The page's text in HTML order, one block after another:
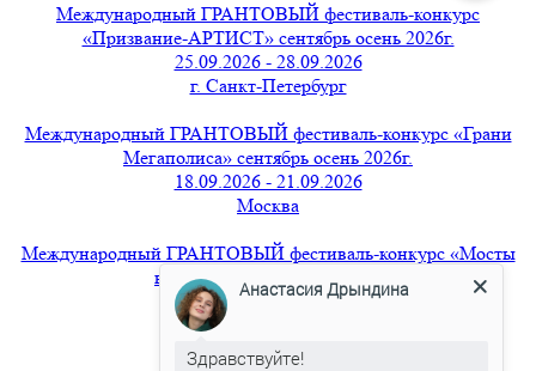
Международный ГРАНТОВЫЙ фестиваль-конкурс
«Призвание-АРТИСТ» сентябрь осень 2026г.
25.09.2026 - 28.09.2026
г. Санкт-Петербург
Международный ГРАНТОВЫЙ фестиваль-конкурс «Грани
Мегаполиса» сентябрь осень 2026г.
18.09.2026 - 21.09.2026
Москва
Международный ГРАНТОВЫЙ фестиваль-конкурс «Мосты
вдохновения» август 2026г.
21.08.2026 - 24.08.2026
г. Санкт-Петербург
Анастасия Дрындина
Здравствуйте!